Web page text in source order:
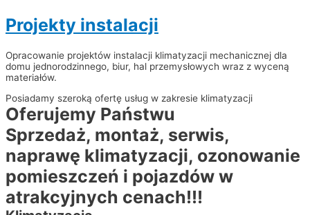
Projekty instalacji
Opracowanie projektów instalacji klimatyzacji mechanicznej dla
domu jednorodzinnego, biur, hal przemysłowych wraz z wyceną
materiałów.
Posiadamy szeroką ofertę usług w zakresie klimatyzacji
Oferujemy Państwu
Sprzedaż, montaż, serwis,
naprawę klimatyzacji, ozonowanie
pomieszczeń i pojazdów w
atrakcyjnych cenach!!!